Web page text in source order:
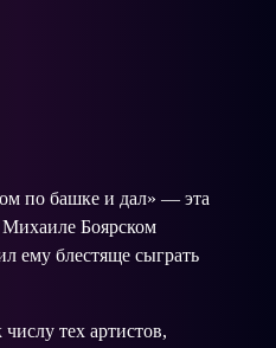
по башке и дал» — эта
Боярском
ему блестяще сыграть
тех артистов,